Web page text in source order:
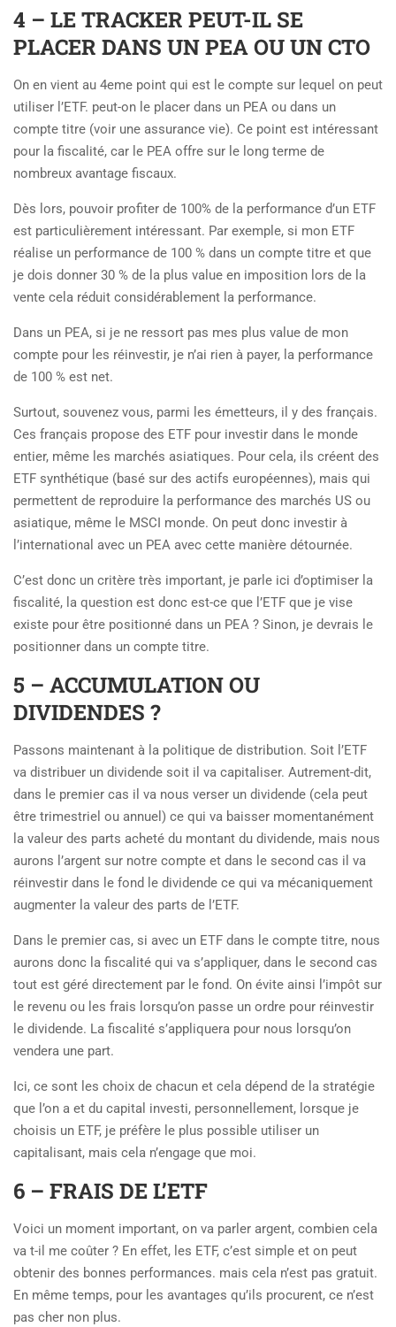
4 – LE TRACKER PEUT-IL SE
PLACER DANS UN PEA OU UN CTO
On en vient au 4eme point qui est le compte sur lequel on peut
utiliser l’ETF. peut-on le placer dans un PEA ou dans un
compte titre (voir une assurance vie). Ce point est intéressant
pour la fiscalité, car le PEA offre sur le long terme de
nombreux avantage fiscaux.
Dès lors, pouvoir profiter de 100% de la performance d’un ETF
est particulièrement intéressant. Par exemple, si mon ETF
réalise un performance de 100 % dans un compte titre et que
je dois donner 30 % de la plus value en imposition lors de la
vente cela réduit considérablement la performance.
Dans un PEA, si je ne ressort pas mes plus value de mon
compte pour les réinvestir, je n’ai rien à payer, la performance
de 100 % est net.
Surtout, souvenez vous, parmi les émetteurs, il y des français.
Ces français propose des ETF pour investir dans le monde
entier, même les marchés asiatiques. Pour cela, ils créent des
ETF synthétique (basé sur des actifs européennes), mais qui
permettent de reproduire la performance des marchés US ou
asiatique, même le MSCI monde. On peut donc investir à
l’international avec un PEA avec cette manière détournée.
C’est donc un critère très important, je parle ici d’optimiser la
fiscalité, la question est donc est-ce que l’ETF que je vise
existe pour être positionné dans un PEA ? Sinon, je devrais le
positionner dans un compte titre.
5 – ACCUMULATION OU
DIVIDENDES ?
Passons maintenant à la politique de distribution. Soit l’ETF
va distribuer un dividende soit il va capitaliser. Autrement-dit,
dans le premier cas il va nous verser un dividende (cela peut
être trimestriel ou annuel) ce qui va baisser momentanément
la valeur des parts acheté du montant du dividende, mais nous
aurons l’argent sur notre compte et dans le second cas il va
réinvestir dans le fond le dividende ce qui va mécaniquement
augmenter la valeur des parts de l’ETF.
Dans le premier cas, si avec un ETF dans le compte titre, nous
aurons donc la fiscalité qui va s’appliquer, dans le second cas
tout est géré directement par le fond. On évite ainsi l’impôt sur
le revenu ou les frais lorsqu’on passe un ordre pour réinvestir
le dividende. La fiscalité s’appliquera pour nous lorsqu’on
vendera une part.
Ici, ce sont les choix de chacun et cela dépend de la stratégie
que l’on a et du capital investi, personnellement, lorsque je
choisis un ETF, je préfère le plus possible utiliser un
capitalisant, mais cela n’engage que moi.
6 – FRAIS DE L’ETF
Voici un moment important, on va parler argent, combien cela
va t-il me coûter ? En effet, les ETF, c’est simple et on peut
obtenir des bonnes performances. mais cela n’est pas gratuit.
En même temps, pour les avantages qu’ils procurent, ce n’est
pas cher non plus.